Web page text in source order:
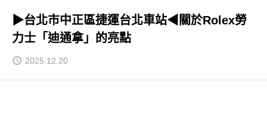
▶台北市中正區捷運台北車站◀關於Rolex勞
力士「迪通拿」的亮點
2025.12.20